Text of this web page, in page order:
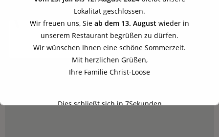
Lokalität geschlossen.
Wir freuen uns, Sie ab dem 13. August wieder in
unserem Restaurant begrüßen zu dürfen.
Wir wünschen Ihnen eine schöne Sommerzeit.
Mit herzlichen Grüßen,
Ihre Familie Christ-Loose
Dies schließt sich in6Sekunden